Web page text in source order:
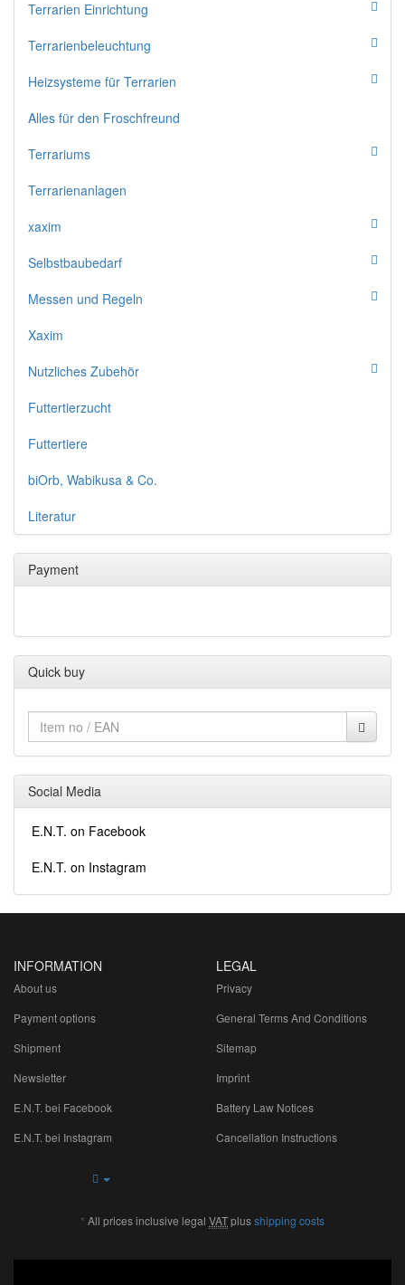
Terrarien Einrichtung
Terrarienbeleuchtung
Heizsysteme für Terrarien
Alles für den Froschfreund
Terrariums
Terrarienanlagen
xaxim
Selbstbaubedarf
Messen und Regeln
Xaxim
Nutzliches Zubehör
Futtertierzucht
Futtertiere
biOrb, Wabikusa & Co.
Literatur
Payment
Quick buy
Social Media
E.N.T. on Facebook
E.N.T. on Instagram
INFORMATION
About us
Payment options
Shipment
Newsletter
E.N.T. bei Facebook
E.N.T. bei Instagram
LEGAL
Privacy
General Terms And Conditions
Sitemap
Imprint
Battery Law Notices
Cancellation Instructions
* All prices inclusive legal VATplusshipping costs